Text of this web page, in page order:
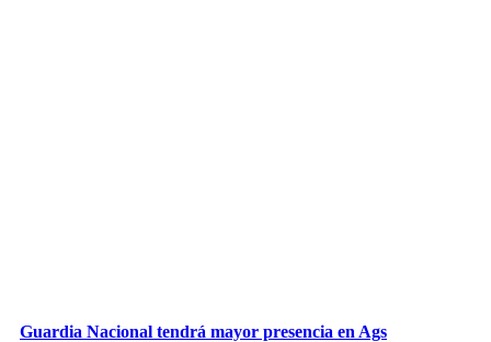
Guardia Nacional tendrá mayor presencia en Ags